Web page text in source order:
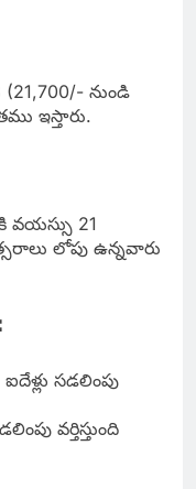
నుండి
ఇస్తారు.
21
లోపు ఉన్నవారు
సడలింపు
వర్తిస్తుంది